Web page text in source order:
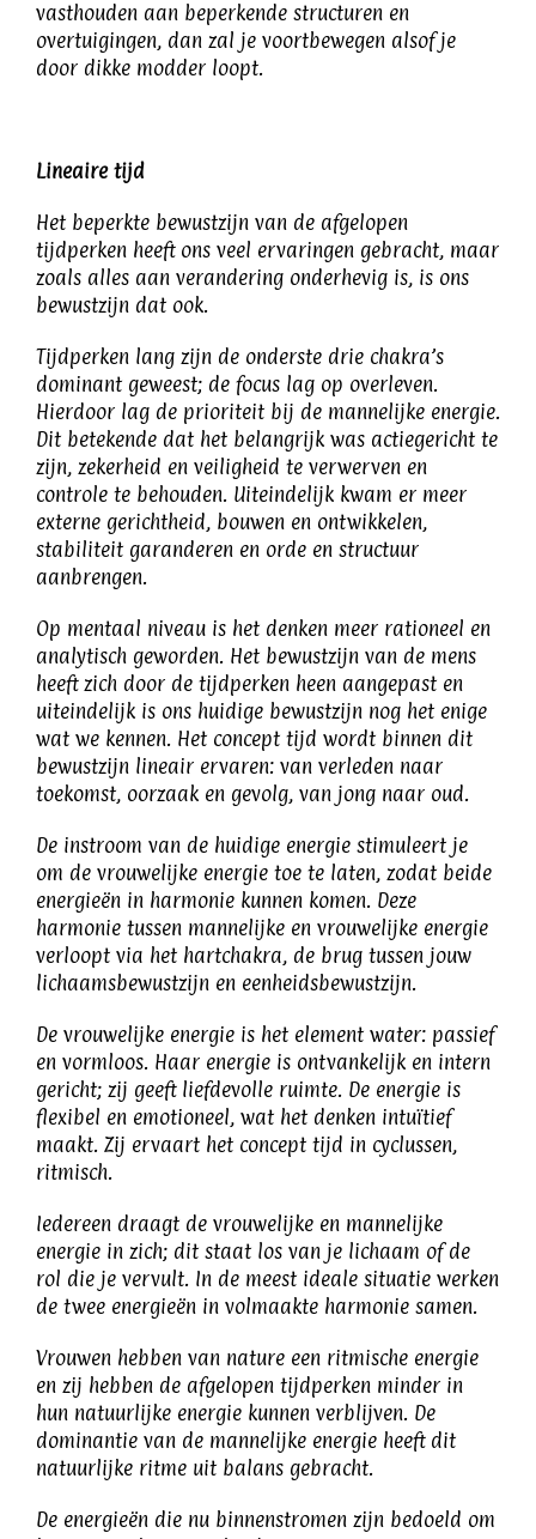
vasthouden aan beperkende structuren en
overtuigingen, dan zal je voortbewegen alsof je
door dikke modder loopt.
Lineaire tijd
Het beperkte bewustzijn van de afgelopen
tijdperken heeft ons veel ervaringen gebracht, maar
zoals alles aan verandering onderhevig is, is ons
bewustzijn dat ook.
Tijdperken lang zijn de onderste drie chakra’s
dominant geweest; de focus lag op overleven.
Hierdoor lag de prioriteit bij de mannelijke energie.
Dit betekende dat het belangrijk was actiegericht te
zijn, zekerheid en veiligheid te verwerven en
controle te behouden. Uiteindelijk kwam er meer
externe gerichtheid, bouwen en ontwikkelen,
stabiliteit garanderen en orde en structuur
aanbrengen.
Op mentaal niveau is het denken meer rationeel en
analytisch geworden. Het bewustzijn van de mens
heeft zich door de tijdperken heen aangepast en
uiteindelijk is ons huidige bewustzijn nog het enige
wat we kennen. Het concept tijd wordt binnen dit
bewustzijn lineair ervaren: van verleden naar
toekomst, oorzaak en gevolg, van jong naar oud.
De instroom van de huidige energie stimuleert je
om de vrouwelijke energie toe te laten, zodat beide
energieën in harmonie kunnen komen. Deze
harmonie tussen mannelijke en vrouwelijke energie
verloopt via het hartchakra, de brug tussen jouw
lichaamsbewustzijn en eenheidsbewustzijn.
De vrouwelijke energie is het element water: passief
en vormloos. Haar energie is ontvankelijk en intern
gericht; zij geeft liefdevolle ruimte. De energie is
flexibel en emotioneel, wat het denken intuïtief
maakt. Zij ervaart het concept tijd in cyclussen,
ritmisch.
Iedereen draagt de vrouwelijke en mannelijke
energie in zich; dit staat los van je lichaam of de
rol die je vervult. In de meest ideale situatie werken
de twee energieën in volmaakte harmonie samen.
Vrouwen hebben van nature een ritmische energie
en zij hebben de afgelopen tijdperken minder in
hun natuurlijke energie kunnen verblijven. De
dominantie van de mannelijke energie heeft dit
natuurlijke ritme uit balans gebracht.
De energieën die nu binnenstromen zijn bedoeld om